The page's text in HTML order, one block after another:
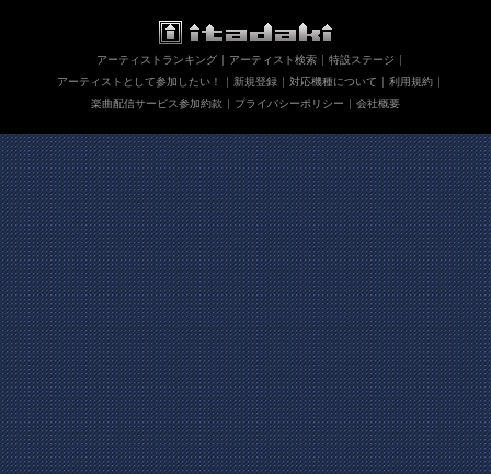
アーティストランキング アーティスト検索
特設ステージ
アーティストとして参加したい！
新規登録 対応機種について
利用規約
楽曲配信サービス参加約款
プライバシーポリシー 会社概要